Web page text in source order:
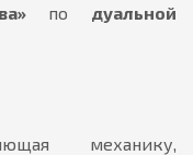
по
дуальной
механику,